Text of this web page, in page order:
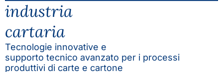
industria
cartaria
Tecnologie innovative e
supporto tecnico avanzato per i processi
produttivi di carte e cartone